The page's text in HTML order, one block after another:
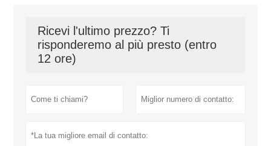
Ricevi l'ultimo prezzo? Ti
risponderemo al più presto (entro
12 ore)